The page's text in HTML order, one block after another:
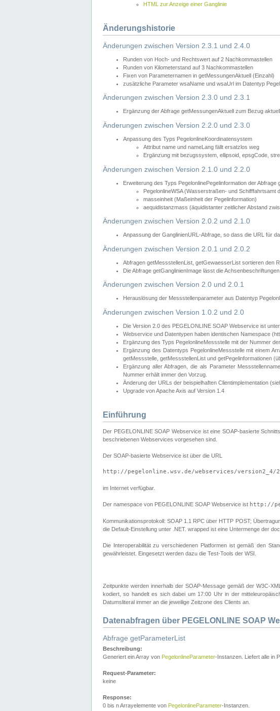
HTML zur Anzeige einer Ganglinie
Änderungshistorie
Änderungen zwischen Version 2.3.1 und 2.4.0
Runden von Hoch- und Rechtswert auf 2 Nachkommastellen
Runden von Kilometerstand auf 3 Nachkommastellen
Fixen von Parameternamen in getMessungenAktuell (Einzahl)
zusätzliche Parameter wsaName und wsaUrl im Datentyp
Änderungen zwischen Version 2.3.0 und 2.3.1
Ergänzung der Abfrage getMessungenAktuell zum Bezug
Änderungen zwischen Version 2.2.0 und 2.3.0
Anpassung des Typs PegelonlineKoordinatensystem
Attribut name und nameLang fällt ersatzlos weg
Ergänzung mit bezugssystem, ellipsoid, epsgCode,
Änderungen zwischen Version 2.1.0 und 2.2.0
Erweiterung des Typs PegelonlinePegelinformation der Abfrage
PegelonlineWSA (Wasserstraßen- und Schifffahrtsamt
masseinheit (Maßeinheit der Pegelinformation)
aequidistanzmass (äquidistanter zeitlicher Abstand
Änderungen zwischen Version 2.0.2 und 2.1.0
Anpassung der GanglinienURL-Abfrage, so dass die URL für
Änderungen zwischen Version 2.0.1 und 2.0.2
Abfragen getMessstellenList, getGewaesserList sortieren den
Die Abfrage getGanglinienImage lässt die
Änderungen zwischen Version 2.0 und 2.0.1
Herauslösung der Messstellenparameter aus Datentyp
Änderungen zwischen Version 1.0.2 und 2.0
Die Version 2.0 des PEGELONLINE SOAP Webservice ist
Webservice und Datentypen haben identischen Namespace
Ergänzung des Typs PegelonlineMessstelle mit der Nummer
Ergänzung des Datentyps PegelonlineMessstelle mit einem
getMessstelle, getMessstellenList und getPegelinformationen
Ergänzung aller Abfragen, die als Parameter
Nummer erhält immer den Vorzug.
Änderung der URLs der beispielhaften Clientimplementation
Upgrade von Apache Axis auf Version 1.4
Einführung
Der PEGELONLINE SOAP Webservice ist eine SOAP-basierte
beschriebenen Webservices vorgesehen sind.
Der SOAP-basierte Webservice ist über die URL
http://pegelonline.wsv.de/webservices/version2_4/
im Internet verfügbar.
Der namespace von PEGELONLINE SOAP Webservice ist http://
Kommunikationsprotokoll: SOAP 1.1 RPC über HTTP POST;
die Default-Einstellung unter .NET. wrapped ist eine Untermenge der
Die Interoperabilität zu verschiedenen Platformen ist gemäß den
gewährleistet. Eingesetzt werden dazu die Test-Tools der WSI.
Zeitpunkte werden innerhalb der SOAP-Message gemäß der W3C-
kodiert, so handelt es sich dabei um 17:00 Uhr in der
Datumsliteral immer an die jeweilige Zeitzone des Clients an.
Datenabfragen über PEGELONLINE SOAP
Abfrage getParameterList
Beschreibung:
Generiert ein Array von PegelonlineParameter-Instanzen. Liefert alle in
Request-Parameter:
keine
Response:
0 bis n Arrayelemente von PegelonlineParameter-Instanzen.